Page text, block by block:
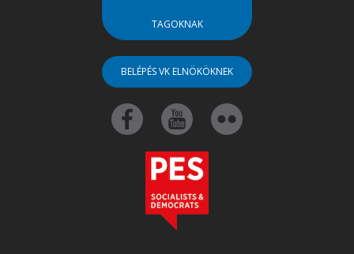
TAGOKNAK
BELÉPÉS VK ELNÖKÖKNEK